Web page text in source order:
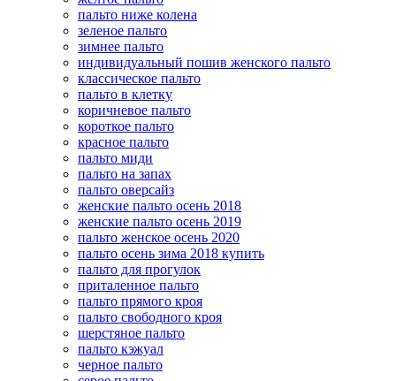
пальто ниже колена
зеленое пальто
зимнее пальто
индивидуальный пошив женского пальто
классическое пальто
пальто в клетку
коричневое пальто
короткое пальто
красное пальто
пальто миди
пальто на запах
пальто оверсайз
женские пальто осень 2018
женские пальто осень 2019
пальто женское осень 2020
пальто осень зима 2018 купить
пальто для прогулок
приталенное пальто
пальто прямого кроя
пальто свободного кроя
шерстяное пальто
пальто кэжуал
черное пальто